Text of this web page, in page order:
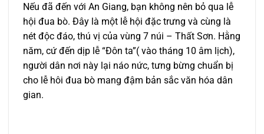
Nếu đã đến với An Giang, bạn không nên bỏ qua lễ
hội đua bò. Đây là một lễ hội đặc trưng và cùng là
nét độc đáo, thú vị của vùng 7 núi – Thất Sơn. Hằng
năm, cứ đến dịp lễ “Đôn ta”( vào tháng 10 âm lịch),
người dân nơi này lại náo nức, tưng bừng chuẩn bị
cho lễ hôi đua bò mang đậm bản sắc văn hóa dân
gian.